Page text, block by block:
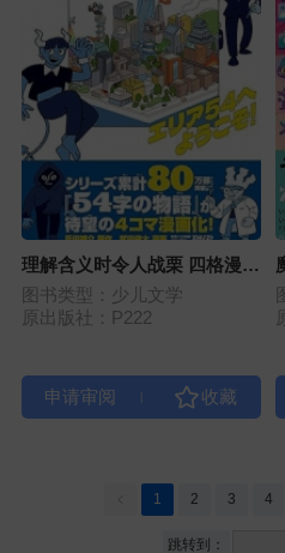
理解含义时令人战栗 四格漫画
呈现的54字故事 欢迎来到54
区！
图书类型：少儿文学
原出版社：P222
1 2 3 4
跳转到：